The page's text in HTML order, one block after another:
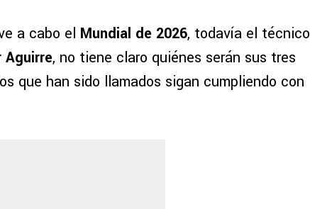
a cabo el Mundial de 2026, todavía el técnico
Aguirre, no tiene claro quiénes serán sus tres
que han sido llamados sigan cumpliendo con